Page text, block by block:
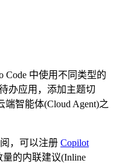
Code 中使用不同类型的
办应用，添加主题切
智能体(Cloud Agent)之
，可以注册 Copilot
的内联建议(Inline